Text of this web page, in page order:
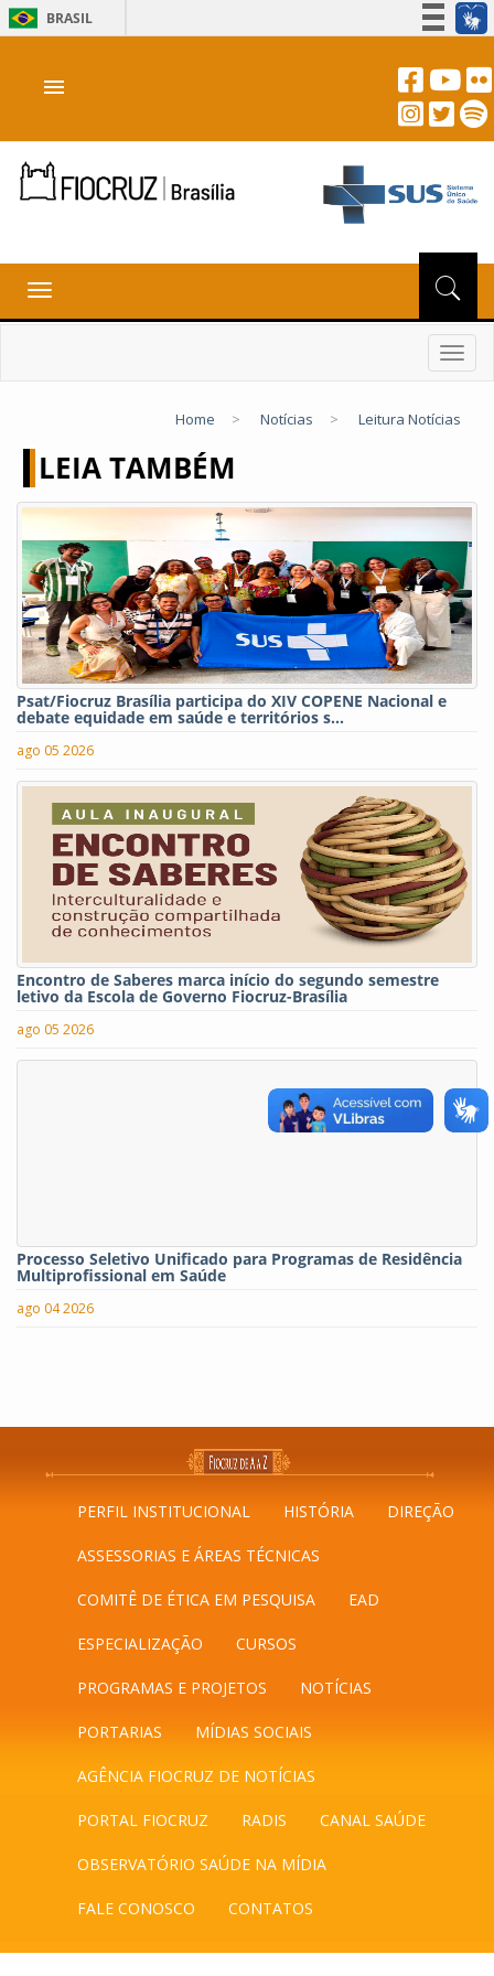
BRASIL
Acesso à informação
Canais
menu
Toggle
navigation
Home > Notícias > Leitura Notícias
LEIA TAMBÉM
Psat/Fiocruz Brasília participa do XIV COPENE Nacional e
debate equidade em saúde e territórios s...
ago 05 2026
Encontro de Saberes marca início do segundo semestre
letivo da Escola de Governo Fiocruz-Brasília
ago 05 2026
Processo Seletivo Unificado para Programas de Residência
Multiprofissional em Saúde
ago 04 2026
PERFIL INSTITUCIONAL HISTÓRIA DIREÇÃO
ASSESSORIAS E ÁREAS TÉCNICAS
COMITÊ DE ÉTICA EM PESQUISA EAD
ESPECIALIZAÇÃO CURSOS
PROGRAMAS E PROJETOS NOTÍCIAS
PORTARIAS MÍDIAS SOCIAIS
AGÊNCIA FIOCRUZ DE NOTÍCIAS
PORTAL FIOCRUZ RADIS CANAL SAÚDE
OBSERVATÓRIO SAÚDE NA MÍDIA
FALE CONOSCO CONTATOS